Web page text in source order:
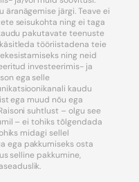
järgi. Teave ei
seisukohta ning ei taga
pakutavate teenuste
tööriistadena teie
ning neid
investeerimis- ja
ega selle
kaudu
ega muud nõu ega
suhtlust – olgu see
– ei tohiks tõlgendada
midagi sellel
ega pakkumiseks osta
selline pakkumine,